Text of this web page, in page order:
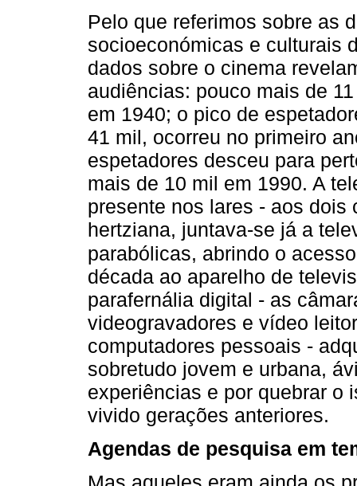
Pelo que referimos sobre as
socioeconómicas e culturais
dados sobre o cinema
audiências: pouco mais de
em 1940; o pico de
41 mil, ocorreu no primeiro
espetadores desceu para
mais de 10 mil em 1990. A
presente nos lares - aos dois
hertziana, juntava-se já a
parabólicas, abrindo o
década ao aparelho de
parafernália digital - as
videogravadores e vídeo
computadores pessoais -
sobretudo jovem e urbana,
experiências e por quebrar o
vivido gerações anteriores.
Agendas de pesquisa em